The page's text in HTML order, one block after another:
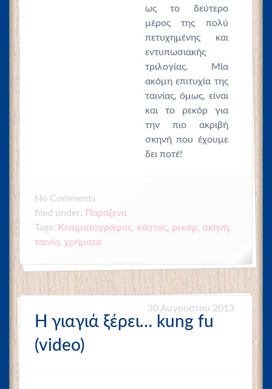
ως το δεύτερο
μέρος της πολύ
πετυχημένης και
εντυπωσιακής
τριλογίας. Μία
ακόμη επιτυχία της
ταινίας, όμως, είναι
και το ρεκόρ για
την πιο ακριβή
σκηνή που έχουμε
δει ποτέ!
No Comments
filed under: Παράξενα
Tags: Κινηματογράφος, κόστος, ρεκόρ, σκηνή,
ταινία, χρήματα
30 Αυγούστου 2013
Η γιαγιά ξέρει… kung fu
(video)